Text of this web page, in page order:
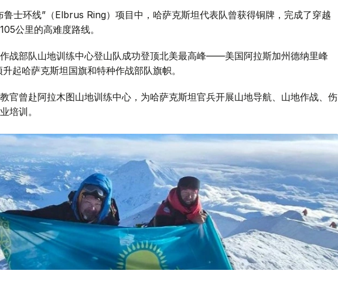
鲁士环线”（Elbrus Ring）项目中，哈萨克斯坦代表队曾获得铜牌，完成了穿越
公里的高难度路线。
战部队山地训练中心登山队成功登顶北美最高峰——美国阿拉斯加州德纳里峰
升起哈萨克斯坦国旗和特种作战部队旗帜。
官曾赴阿拉木图山地训练中心，为哈萨克斯坦官兵开展山地导航、山地作战、伤
培训。